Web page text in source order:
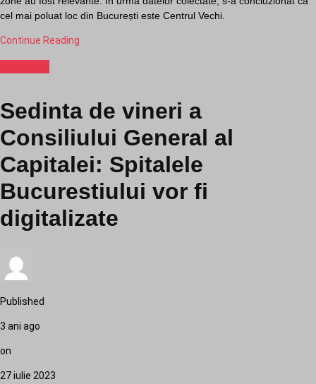
cel mai poluat loc din București este Centrul Vechi.
Continue Reading
Sedinta de vineri a
Consiliului General al
Capitalei: Spitalele
Bucurestiului vor fi
digitalizate
Published
3 ani ago
on
27 iulie 2023